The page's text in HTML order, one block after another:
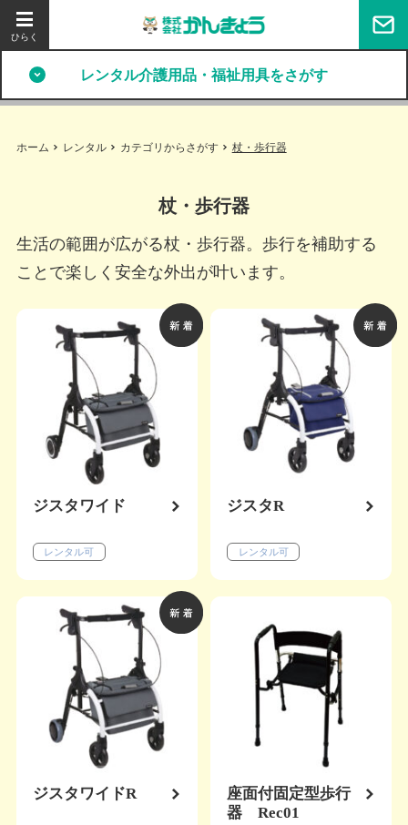
レンタル介護用品・福祉用具をさがす
ホーム レンタル カテゴリからさがす 杖・歩行器
杖・歩行器
生活の範囲が広がる杖・歩行器。歩行を補助する
ことで楽しく安全な外出が叶います。
ジスタワイド
レンタル可
ジスタR
レンタル可
ジスタワイドR
座面付固定型歩行
器 Rec01